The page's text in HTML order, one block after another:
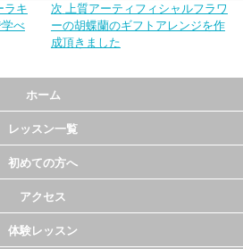
ラキ
べ
次
上質アーティフィシャルフラワ
ーの胡蝶蘭のギフトアレンジを作
成頂きました
ホーム
レッスン一覧
初めての方へ
アクセス
体験レッスン